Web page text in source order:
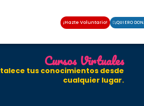
¡Hazte Voluntario! ¡QUIERO
Cursos Virtuales
tus conocimientos desde
cualquier lugar.